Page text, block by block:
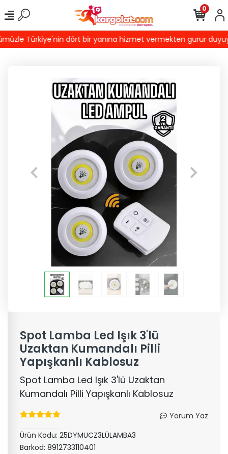
Türkiye'nin dört bir yanına hizmet vermekten gurur
0
Spot Lamba Led Işık 3'lü
Uzaktan Kumandalı Pilli
Yapışkanlı Kablosuz
Spot Lamba Led Işık 3'lü Uzaktan
Kumandalı Pilli Yapışkanlı Kablosuz
Yorum Yaz
Ürün Kodu: 25DYMUCZ3LÜLAMBA3
Barkod: 8912733110401